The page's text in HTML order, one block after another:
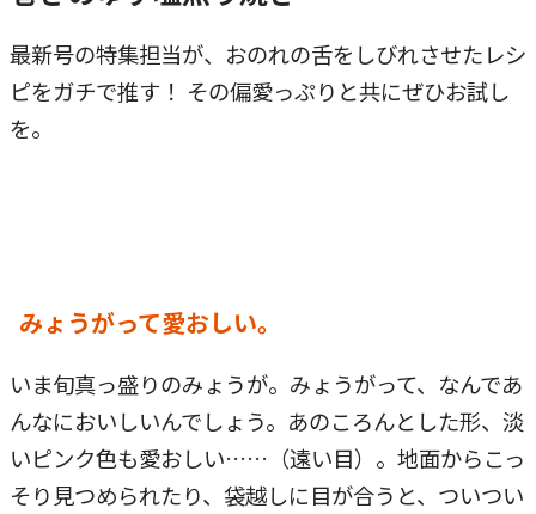
最新号の特集担当が、おのれの舌をしびれさせたレシ
ピをガチで推す！ その偏愛っぷりと共にぜひお試し
を。
みょうがって愛おしい。
いま旬真っ盛りのみょうが。みょうがって、なんであ
んなにおいしいんでしょう。あのころんとした形、淡
いピンク色も愛おしい……（遠い目）。地面からこっ
そり見つめられたり、袋越しに目が合うと、ついつい